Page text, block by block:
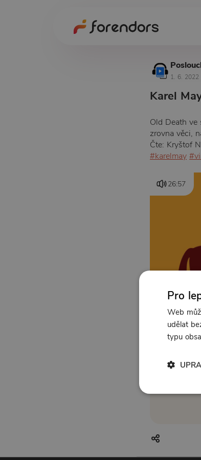
1. 6. 2022
Karel
Old Death
zrovna věci,
Čte: Kryštof
#karelmay
26:57
Pro
Web
udělat
typu